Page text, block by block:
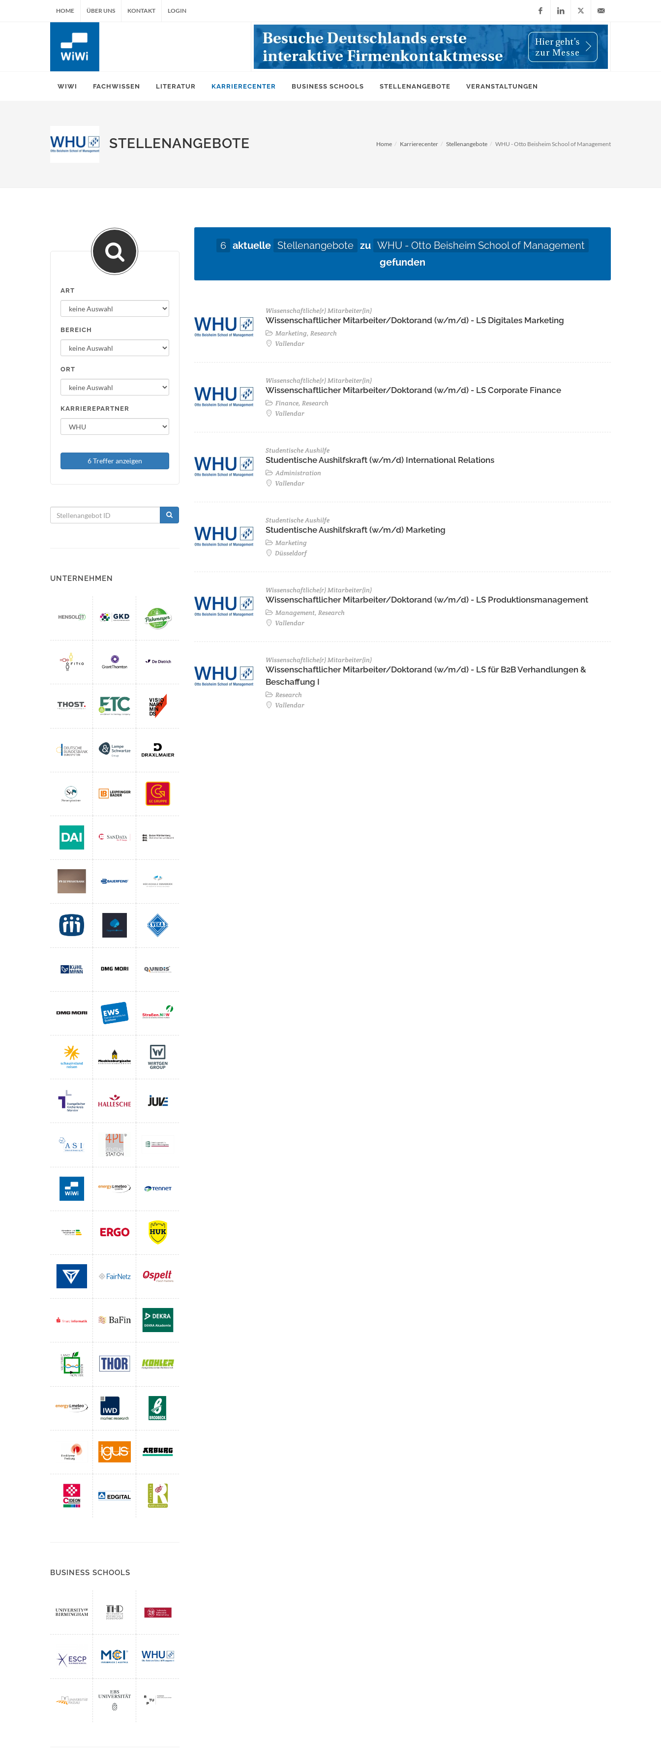
HOME ÜBER UNS KONTAKT LOGIN
FacebookLinkedIn
X
(Twitter)
info@wiwi-
WIWI FACHWISSEN LITERATUR KARRIERECENTER BUSINESS SCHOOLS STELLENANGEBOTE VERANSTALTUNGEN
STELLENANGEBOTE Home Karrierecenter Stellenangebote WHU - Otto Beisheim School of Management
ART
BEREICH
ORT
KARRIEREPARTNER
6 Treffer anzeigen
UNTERNEHMEN
BUSINESS SCHOOLS
6 aktuelle Stellenangebote zu WHU - Otto Beisheim School of Management
gefunden
Wissenschaftliche(r) Mitarbeiter(in)
Wissenschaftlicher Mitarbeiter/Doktorand (w/m/d) - LS Digitales Marketing
Marketing, Research
Vallendar
Wissenschaftliche(r) Mitarbeiter(in)
Wissenschaftlicher Mitarbeiter/Doktorand (w/m/d) - LS Corporate Finance
Finance, Research
Vallendar
Studentische Aushilfe
Studentische Aushilfskraft (w/m/d) International Relations
Administration
Vallendar
Studentische Aushilfe
Studentische Aushilfskraft (w/m/d) Marketing
Marketing
Düsseldorf
Wissenschaftliche(r) Mitarbeiter(in)
Wissenschaftlicher Mitarbeiter/Doktorand (w/m/d) - LS Produktionsmanagement
Management, Research
Vallendar
Wissenschaftliche(r) Mitarbeiter(in)
Wissenschaftlicher Mitarbeiter/Doktorand (w/m/d) - LS für B2B Verhandlungen &
Beschaffung I
Research
Vallendar